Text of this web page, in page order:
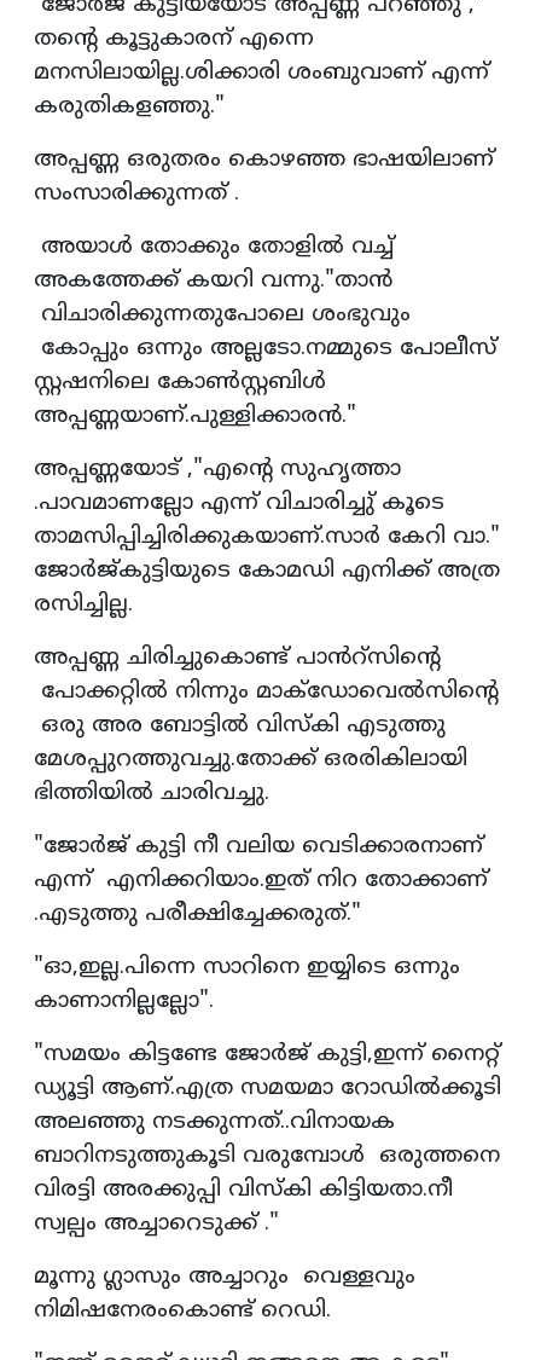
ജോർജ് കുട്ടിയയോട് അപ്പണ്ണ പറഞ്ഞു ,”
തൻ്റെ കൂട്ടുകാരന് എന്നെ
മനസിലായില്ല.ശിക്കാരി ശംബുവാണ് എന്ന്
കരുതികളഞ്ഞു."
അപ്പണ്ണ ഒരുതരം കൊഴഞ്ഞ ഭാഷയിലാണ്
സംസാരിക്കുന്നത് .
അയാൾ തോക്കും തോളിൽ വച്ച്
അകത്തേക്ക് കയറി വന്നു."താൻ
വിചാരിക്കുന്നതുപോലെ ശംഭുവും
കോപ്പും ഒന്നും അല്ലടോ.നമ്മുടെ പോലീസ്
സ്റ്റഷനിലെ കോൺസ്റ്റബിൾ
അപ്പണ്ണയാണ്.പുള്ളിക്കാരൻ."
അപ്പണ്ണയോട് ,"എൻ്റെ സുഹൃത്താ
.പാവമാണല്ലോ എന്ന് വിചാരിച്ചു് കൂടെ
താമസിപ്പിച്ചിരിക്കുകയാണ്.സാർ കേറി വാ."
ജോർജ്‌കുട്ടിയുടെ കോമഡി എനിക്ക് അത്ര
രസിച്ചില്ല.
അപ്പണ്ണ ചിരിച്ചുകൊണ്ട് പാൻറ്സിൻ്റെ
പോക്കറ്റിൽ നിന്നും മാക്ഡോവെൽസിൻ്റെ
ഒരു അര ബോട്ടിൽ വിസ്കി എടുത്തു
മേശപ്പുറത്തുവച്ചു.തോക്ക് ഒരരികിലായി
ഭിത്തിയിൽ ചാരിവച്ചു.
"ജോർജ് കുട്ടി നീ വലിയ വെടിക്കാരനാണ്
എന്ന് എനിക്കറിയാം.ഇത് നിറ തോക്കാണ്
.എടുത്തു പരീക്ഷിച്ചേക്കരുത്."
"ഓ,ഇല്ല.പിന്നെ സാറിനെ ഇയ്യിടെ ഒന്നും
കാണാനില്ലല്ലോ".
"സമയം കിട്ടണ്ടേ ജോർജ് കുട്ടി,ഇന്ന് നൈറ്റ്
ഡ്യൂട്ടി ആണ്.എത്ര സമയമാ റോഡിൽക്കൂടി
അലഞ്ഞു നടക്കുന്നത്..വിനായക
ബാറിനടുത്തുകൂടി വരുമ്പോൾ ഒരുത്തനെ
വിരട്ടി അരക്കുപ്പി വിസ്‌കി കിട്ടിയതാ.നീ
സ്വല്പം അച്ചാറെടുക്ക് ."
മൂന്നു ഗ്ലാസും അച്ചാറും വെള്ളവും
നിമിഷനേരംകൊണ്ട് റെഡി.